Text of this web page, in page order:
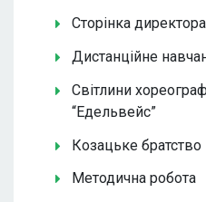
Сторінка директора
Дистанційне
Світлини
“Едельвейс”
Козацьке братство
Методична робота